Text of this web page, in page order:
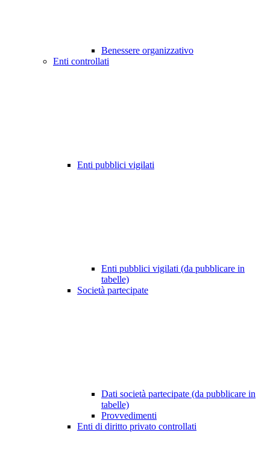
Benessere organizzativo
Enti controllati
Enti pubblici vigilati
Enti pubblici vigilati (da pubblicare in
tabelle)
Società partecipate
Dati società partecipate (da pubblicare in
tabelle)
Provvedimenti
Enti di diritto privato controllati